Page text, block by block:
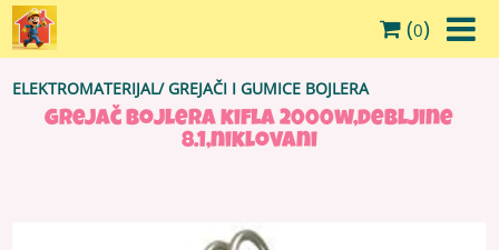
(0)
ELEKTROMATERIJAL/GREJAČI I GUMICE BOJLERA
grejač bojlera kifla 2000w,debljine
8.1,niklovani